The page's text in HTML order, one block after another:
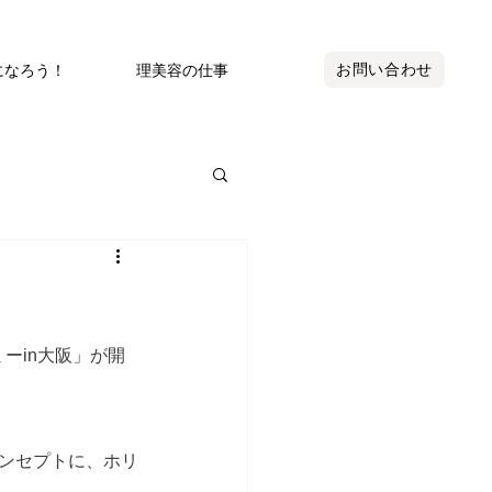
ろう！ 理美容の仕事 お問い合わせ
in大阪」が開
セプトに、ホリ